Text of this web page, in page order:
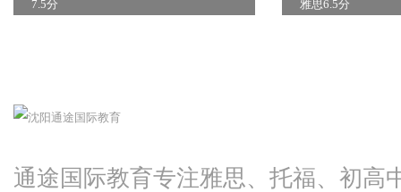
7.5分 雅思6.5分
通途国际教育专注雅思、托福、初高